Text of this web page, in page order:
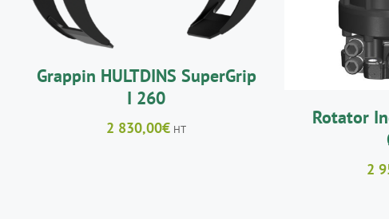
Grappin HULTDINS SuperGrip
I 260
2 830,00€ HT
Rotator
2